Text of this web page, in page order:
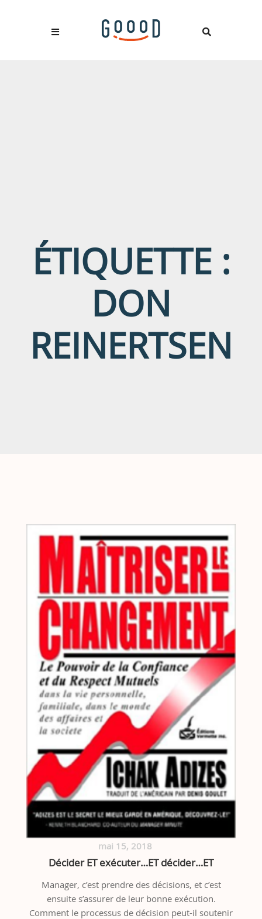
ÉTIQUETTE :
DON
REINERTSEN
mai 15, 2018
Décider ET exécuter…ET décider…ET
Manager, c’est prendre des décisions, et c’est
ensuite s’assurer de leur bonne exécution.
Comment le processus de décision peut-il soutenir